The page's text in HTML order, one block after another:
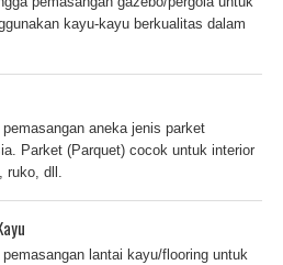
kayu-kayu berkualitas dalam
aneka jenis parket
Parket (Parquet) cocok untuk interior
ruko, dll.
lantai kayu/flooring untuk